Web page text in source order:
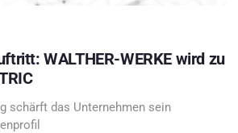
WALTHER-WERKE wird zu
schärft das Unternehmen sein